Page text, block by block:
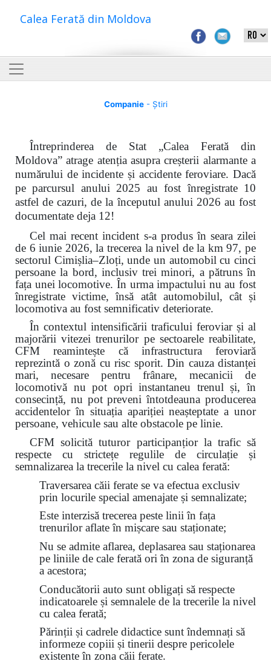
Calea Ferată din Moldova
Companie- Știri
Întreprinderea de Stat „Calea Ferată din
Moldova” atrage atenția asupra creșterii alarmante a
numărului de incidente și accidente feroviare. Dacă
pe parcursul anului 2025 au fost înregistrate 10
astfel de cazuri, de la începutul anului 2026 au fost
documentate deja 12!
Cel mai recent incident s-a produs în seara zilei
de 6 iunie 2026, la trecerea la nivel de la km 97, pe
sectorul Cimișlia–Zloți, unde un automobil cu cinci
persoane la bord, inclusiv trei minori, a pătruns în
fața unei locomotive. În urma impactului nu au fost
înregistrate victime, însă atât automobilul, cât și
locomotiva au fost semnificativ deteriorate.
În contextul intensificării traficului feroviar și al
majorării vitezei trenurilor pe sectoarele reabilitate,
CFM reamintește că infrastructura feroviară
reprezintă o zonă cu risc sporit. Din cauza distanței
mari, necesare pentru frânare, mecanicii de
locomotivă nu pot opri instantaneu trenul și, în
consecință, nu pot preveni întotdeauna producerea
accidentelor în situația apariției neașteptate a unor
persoane, vehicule sau alte obstacole pe linie.
CFM solicită tuturor participanțior la trafic să
respecte cu strictețe regulile de circulație și
semnalizarea la trecerile la nivel cu calea ferată:
Traversarea căii ferate se va efectua exclusiv
prin locurile special amenajate și semnalizate;
Este interzisă trecerea peste linii în fața
trenurilor aflate în mișcare sau staționate;
Nu se admite aflarea, deplasarea sau staționarea
pe liniile de cale ferată ori în zona de siguranță
a acestora;
Conducătorii auto sunt obligați să respecte
indicatoarele și semnalele de la trecerile la nivel
cu calea ferată;
Părinții și cadrele didactice sunt îndemnați să
informeze copiii și tinerii despre pericolele
existente în zona căii ferate.